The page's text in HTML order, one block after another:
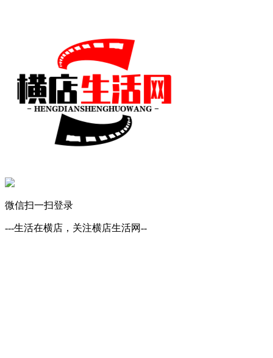
微信扫一扫登录
---生活在横店，关注横店生活网--